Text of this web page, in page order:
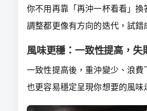
你不用再靠「再沖一杯看看」換
調整都更像有方向的迭代，試錯
風味更穩：一致性提高，失
一致性提高後，重沖變少、浪費
也更容易穩定呈現你想要的風味